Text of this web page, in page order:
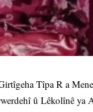
Tîpa R a
û Lêkolînê ya